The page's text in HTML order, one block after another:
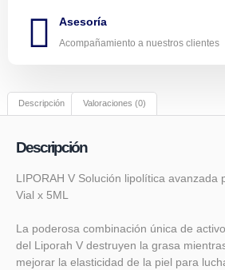
Asesoría
Acompañamiento a nuestros clientes
Descripción Valoraciones (0)
Descripción
LIPORAH V Solución lipolítica avanzada
Vial x 5ML
La poderosa combinación única de
del Liporah V destruyen la grasa
mejorar la elasticidad de la piel para